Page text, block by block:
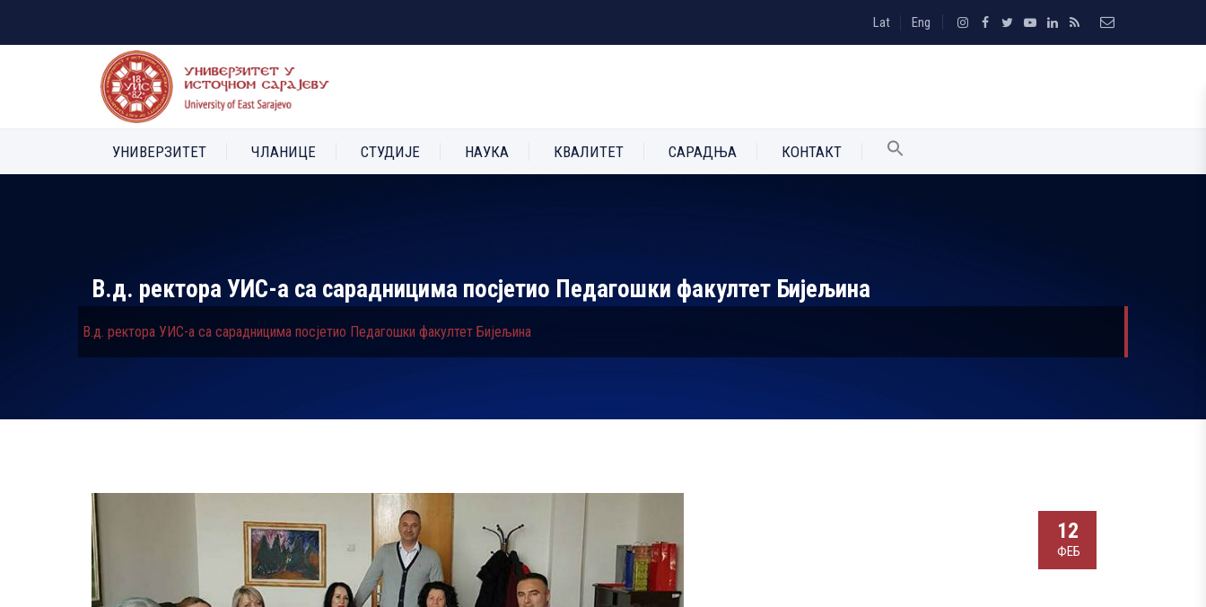
Lat Eng
УНИВЕРЗИТЕТ ЧЛАНИЦЕ СТУДИЈЕ НАУКА КВАЛИТЕТ САРАДЊА КОНТАКТ
В.д. ректора УИС-а са сарадницима посјетио Педагошки факултет Бијељина
В.д. ректора УИС-а са сарадницима посјетио Педагошки факултет Бијељина
12
ФЕБ